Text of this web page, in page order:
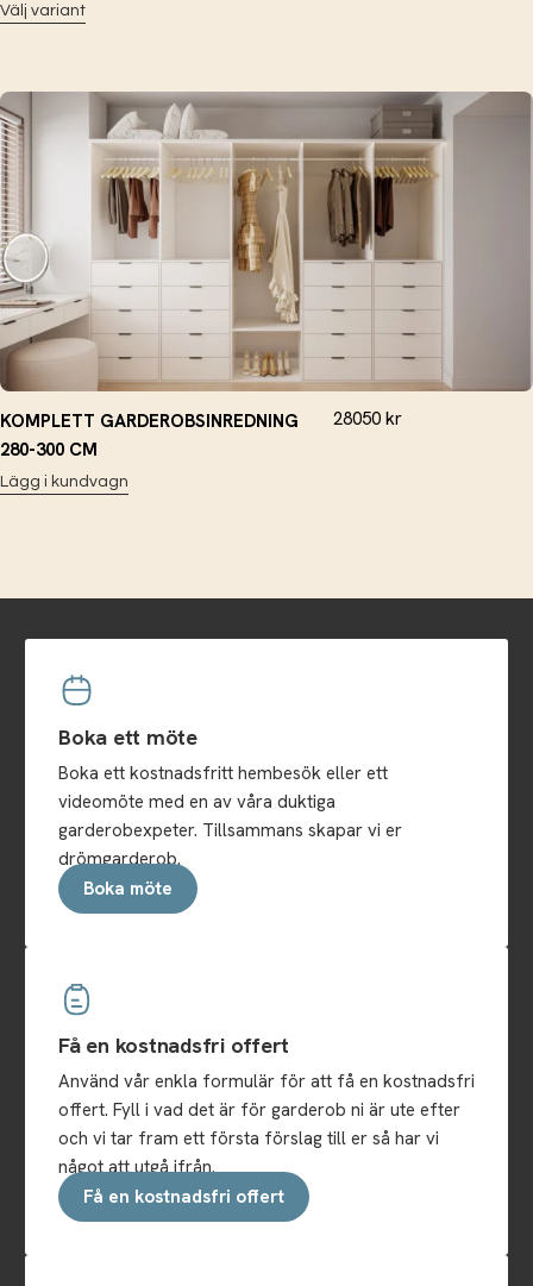
Välj variant
KOMPLETT GARDEROBSINREDNING
280-300 CM
Lägg i kundvagn
28050 kr
Boka ett möte
Boka ett kostnadsfritt hembesök eller ett
videomöte med en av våra duktiga
garderobexpeter. Tillsammans skapar vi er
drömgarderob.
Boka möte
Få en kostnadsfri offert
Använd vår enkla formulär för att få en kostnadsfri
offert. Fyll i vad det är för garderob ni är ute efter
och vi tar fram ett första förslag till er så har vi
något att utgå ifrån.
Få en kostnadsfri offert